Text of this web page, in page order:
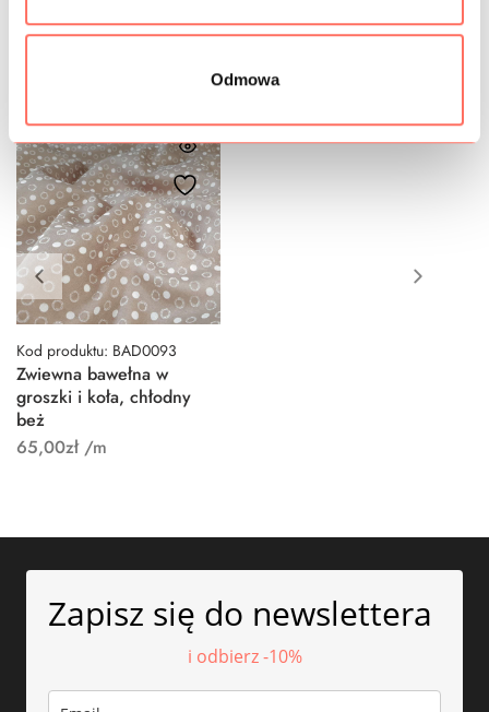
Odmowa
Podobne produkty
Kod produktu: BAD0093
Zwiewna bawełna w
groszki i koła, chłodny
beż
65,00zł/m
Zapisz się do newslettera
i odbierz -10%